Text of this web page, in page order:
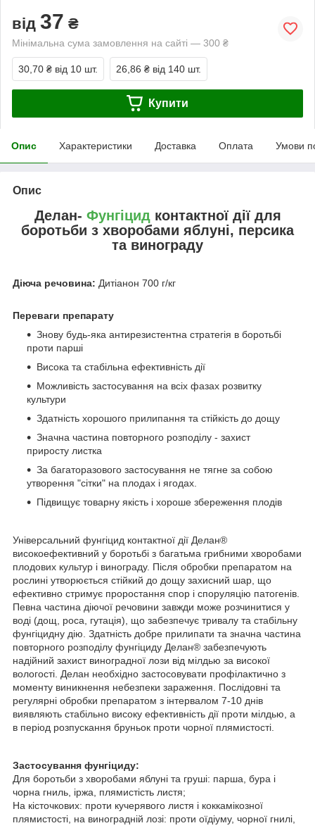
від 37 ₴
Мінімальна сума замовлення на сайті — 300 ₴
30,70 ₴ від 10 шт. 26,86 ₴ від 140 шт.
Купити
Опис Характеристики Доставка Оплата Умови
Опис
Делан- Фунгіцидконтактної дії для
боротьби з хворобами яблуні, персика
та винограду
Діюча речовина: Дитіанон 700 г/кг
Переваги препарату
Знову будь-яка антирезистентна стратегія в боротьбі
проти парші
Висока та стабільна ефективність дії
Можливість застосування на всіх фазах розвитку
культури
Здатність хорошого прилипання та стійкість до дощу
Значна частина повторного розподілу - захист
приросту листка
За багаторазового застосування не тягне за собою
утворення "сітки" на плодах і ягодах.
Підвищує товарну якість і хороше збереження плодів
Універсальний фунгіцид контактної дії Делан®
високоефективний у боротьбі з багатьма грибними хворобами
плодових культур і винограду. Після обробки препаратом на
рослині утворюється стійкий до дощу захисний шар, що
ефективно стримує проростання спор і споруляцію патогенів.
Певна частина діючої речовини завжди може розчинитися у
воді (дощ, роса, гутація), що забезпечує тривалу та стабільну
фунгіцидну дію. Здатність добре прилипати та значна частина
повторного розподілу фунгіциду Делан® забезпечують
надійний захист виноградної лози від мілдью за високої
вологості. Делан необхідно застосовувати профілактично з
моменту виникнення небезпеки зараження. Послідовні та
регулярні обробки препаратом з інтервалом 7-10 днів
виявляють стабільно високу ефективність дії проти мілдью, а
в період розпускання бруньок проти чорної плямистості.
Застосування фунгіциду:
Для боротьби з хворобами яблуні та груші: парша, бура і
чорна гниль, іржа, плямистість листя;
На кісточкових: проти кучерявого листя і коккамікозної
плямистості, на виноградній лозі: проти оїдіуму, чорної гнилі,